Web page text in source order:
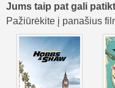
Jums taip pat gali
Pažiūrėkite į panašius